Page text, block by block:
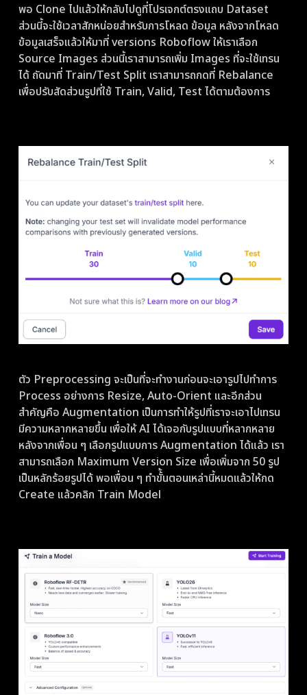
พอ Clone ไปแล้วให้กลับไปดูที่โปรเจกต์ตรงแถบ Dataset
ส่วนนี้จะใช้เวลาสักหน่อยสำหรับการโหลด ข้อมูล หลังจากโหลด
ข้อมูลเสร็จแล้วให้มาที่ versions Roboflow ให้เราเลือก
Source Images ส่วนนี้เราสามารถเพิ่ม Images ที่จะใช้เทรน
ได้ ถัดมาที่ Train/Test Split เราสามารถกดที่ Rebalance
เพื่อปรับสัดส่วนรูปที่ใช้ Train, Valid, Test ได้ตามต้องการ
ตัว Preprocessing จะเป็นที่จะทำงานก่อนจะเอารูปไปทำการ
Process อย่างการ Resize, Auto-Orient และอีกส่วน
สำคัญคือ Augmentation เป็นการทำให้รูปที่เราจะเอาไปเทรน
มีความหลากหลายขึ้น เพื่อให้ AI ได้เจอกับรูปแบบที่หลากหลาย
หลังจากเพื่อน ๆ เลือกรูปแบบการ Augmentation ได้แล้ว เรา
สามารถเลือก Maximum Version Size เพื่อเพิ่มจาก 50 รูป
เป็นหลักร้อยรูปได้ พอเพื่อน ๆ ทำขั้้นตอนเหล่านี้หมดแล้วให้กด
Create แล้วคลิก Train Model